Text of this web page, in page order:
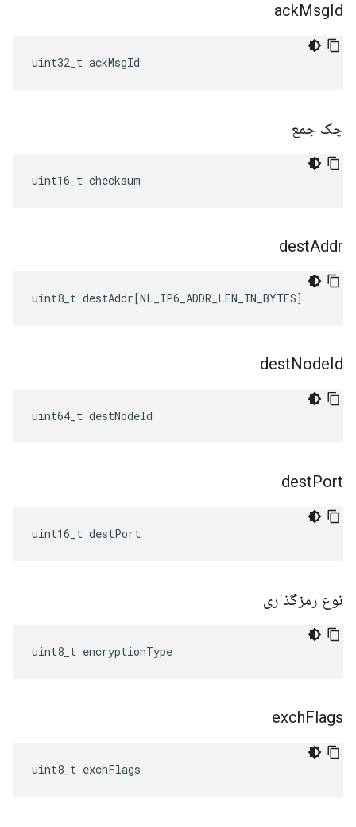
ackMsgId
uint32_t ackMsgId
چک جمع
uint16_t checksum
destAddr
uint8_t destAddr[NL_IP6_ADDR_LEN_IN_BYTES]
destNodeId
uint64_t destNodeId
destPort
uint16_t destPort
نوع رمزگذاری
uint8_t encryptionType
exchFlags
uint8_t exchFlags